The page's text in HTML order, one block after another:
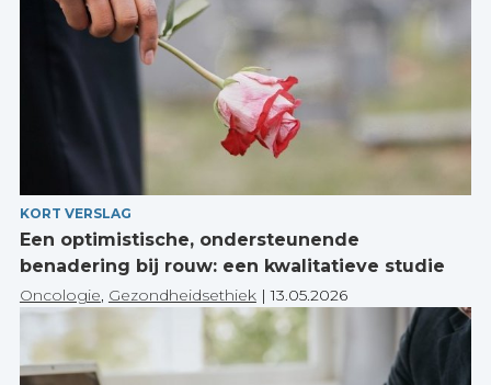
KORT VERSLAG
Een optimistische, ondersteunende
benadering bij rouw: een kwalitatieve studie
Oncologie, Gezondheidsethiek |13.05.2026